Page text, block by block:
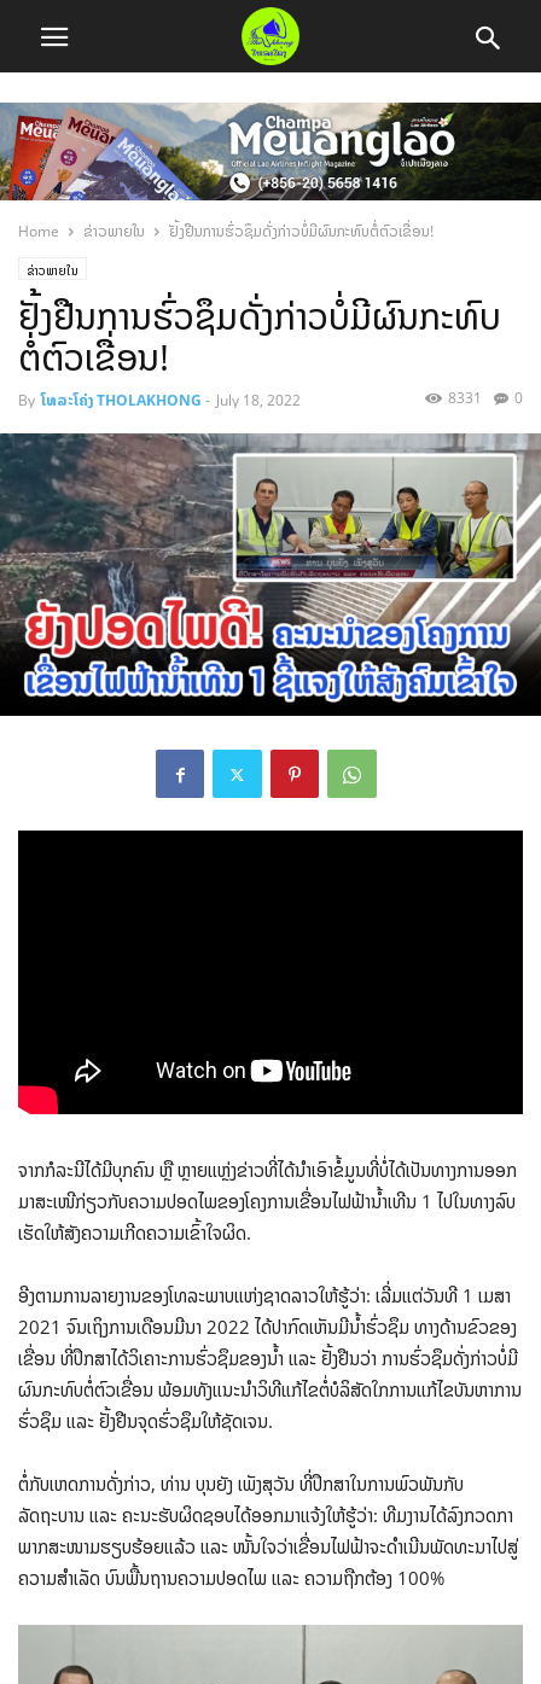
Home ຂ່າວພາຍໃນ ຢັ້ງຢືນການຮົ່ວຊຶມດັ່ງກ່າວບໍ່ມີຜົນກະທົບຕໍ່ຕົວເຂື່ອນ!
ຂ່າວພາຍໃນ
ຢັ້ງຢືນການຮົ່ວຊຶມດັ່ງກ່າວບໍ່ມີຜົນກະທົບ
ຕໍ່ຕົວເຂື່ອນ!
By ໂທລະໂຄ່ງ THOLAKHONG - July 18, 2022 0
8331
ຈາກກໍລະນີໄດ້ມີບຸກຄົນ ຫຼື ຫຼາຍແຫຼ່ງຂ່າວທີ່ໄດ້ນຳເອົາຂໍ້ມູນທີ່ບໍ່ໄດ້ເປັນທາງການອອກ
ມາສະເໜີກ່ຽວກັບຄວາມປອດໄພຂອງໂຄງການເຂື່ອນໄຟຟ້ານໍ້າເທີນ 1 ໄປໃນທາງລົບ
ເຮັດໃຫ້ສັງຄວາມເກີດຄວາມເຂົ້າໃຈຜິດ.
ອີງຕາມການລາຍງານຂອງໂທລະພາບແຫ່ງຊາດລາວໃຫ້ຮູ້ວ່າ: ເລີ່ມແຕ່ວັນທີ 1 ເມສາ
2021 ຈົນເຖິງການເດືອນມີນາ 2022 ໄດ້ປາກົດເຫັນມີນໍ້າຮົ່ວຊຶມ ທາງດ້ານຂົວຂອງ
ເຂື່ອນ ທີ່ປຶກສາໄດ້ວິເຄາະການຮົ່ວຊຶມຂອງນໍ້າ ແລະ ຢັ້ງຢືນວ່າ ການຮົ່ວຊຶມດັ່ງກ່າວບໍ່ມີ
ຜົນກະທົບຕໍ່ຕົວເຂື່ອນ ພ້ອມທັງແນະນຳວິທີແກ້ໄຂຕໍ່ບໍລິສັດໃກການແກ້ໄຂບັນຫາການ
ຮົ່ວຊຶມ ແລະ ຢັ້ງຢືນຈຸດຮົ່ວຊຶມໃຫ້ຊັດເຈນ.
ຕໍ່ກັບເຫດການດັ່ງກ່າວ, ທ່ານ ບຸນຍັງ ເພັງສຸວັນ ທີ່ປຶກສາໃນການພົວພັນກັບ
ລັດຖະບານ ແລະ ຄະນະຮັບຜິດຊອບໄດ້ອອກມາແຈ້ງໃຫ້ຮູ້ວ່າ: ທີມງານໄດ້ລົງກວດກາ
ພາກສະໜາມຮຽບຮ້ອຍແລ້ວ ແລະ ໜັ້ນໃຈວ່າເຂື່ອນໄຟຟ້າຈະດຳເນີນພັດທະນາໄປສູ່
ຄວາມສຳເລັດ ບົນພື້ນຖານຄວາມປອດໄພ ແລະ ຄວາມຖືກຕ້ອງ 100%